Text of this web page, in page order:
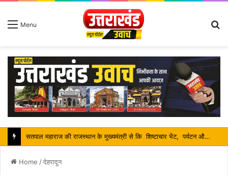
Menu
सतपाल महाराज की राजस्थान के मुख्यमंत्री से कि शिष्टाचार भेंट, पर्यटन और सांस्कृतिक गतिविधियों के विषय में विस्तार पर हुई चर्चा
Home /देहरादून